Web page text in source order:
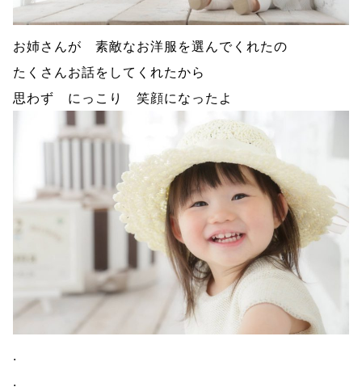
お姉さんが 素敵なお洋服を選んでくれたの
たくさんお話をしてくれたから
思わず にっこり 笑顔になったよ
.
.